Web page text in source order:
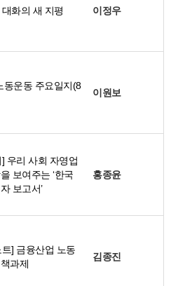
화의 새 지평 이정우
동운동 주요일지(8
이원보
우리 사회 자영업
보여주는 ‘한국
보고서’
홍종윤
트] 금융산업 노동
과제
김종진